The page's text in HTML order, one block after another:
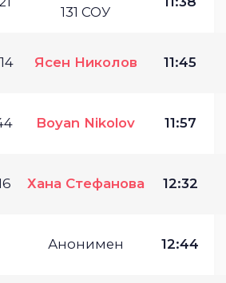
131 СОУ
Ясен Николов 11:45
Boyan Nikolov 11:57
Хана Стефанова 12:32
Анонимен 12:44